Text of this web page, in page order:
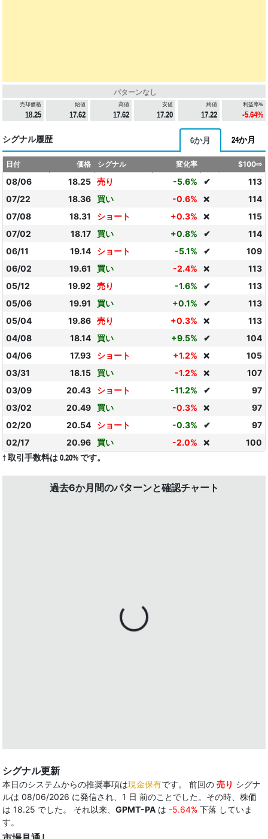
パターンなし
売却価格
18.25
始値
17.62
高値
17.62
安値
17.20
終値
17.22
利益率%
-5.64%
シグナル履歴 6か月 24か月
日付 価格 シグナル 変化率 $100⇨
08/06 18.25 売り -5.6% ✔
113
07/22
18.36 買い -0.6% ❌
114
07/08
18.31 ショート +0.3% ❌
115
07/02
18.17 買い +0.8% ✔
114
06/11
19.14 ショート -5.1% ✔
109
06/02
19.61 買い -2.4% ❌
113
05/12
19.92 売り -1.6% ✔
113
05/06
19.91 買い +0.1% ✔
113
05/04
19.86 売り +0.3% ❌
113
04/08
18.14 買い +9.5% ✔
104
04/06
17.93 ショート +1.2% ❌
105
03/31
18.15 買い -1.2% ❌
107
03/09
20.43 ショート -11.2% ✔
97
03/02
20.49 買い -0.3% ❌
97
02/20
20.54 ショート -0.3% ✔
97
02/17
20.96 買い -2.0% ❌ 100
† 取引手数料は 0.20% です。
過去6か月間のパターンと確認チャート
シグナル更新
本日のシステムからの推奨事項は現金保有です。 前回の 売り シグナ
ルは 08/06/2026 に発信され、1 日 前のことでした。その時、株価
は 18.25 でした。 それ以来、 GPMT-PA は -5.64% 下落 していま
す。